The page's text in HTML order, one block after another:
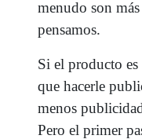
menudo son
pensamos.
Si el producto es
que hacerle
menos
Pero el primer